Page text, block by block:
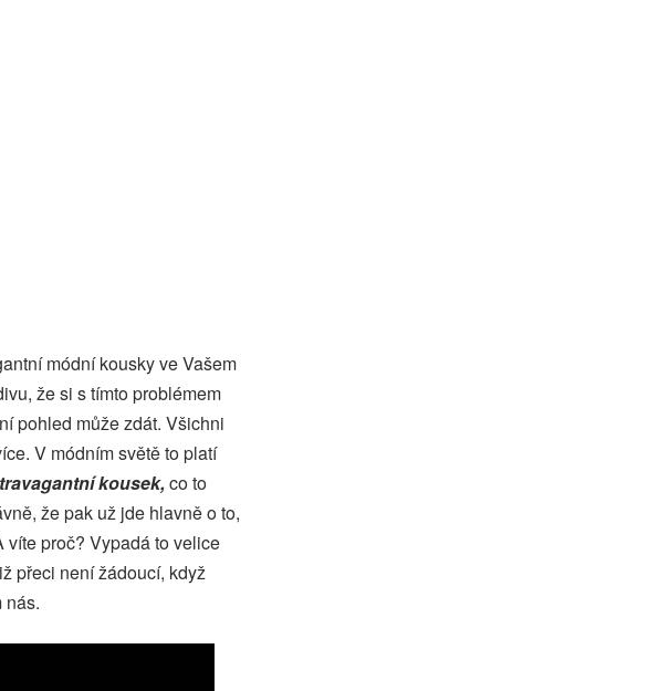
módní kousky ve Vašem
že si s tímto problémem
pohled může zdát. Všichni
V módním světě to platí
kousek, co to
že pak už jde hlavně o to,
proč? Vypadá to velice
přeci není žádoucí, když
nás.